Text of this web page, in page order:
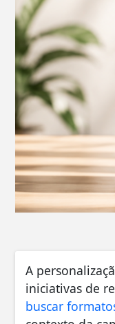
A
iniciativas de
buscar